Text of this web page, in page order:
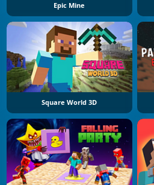
Epic Mine
Square World 3D